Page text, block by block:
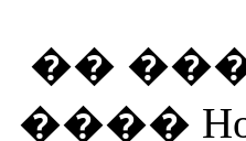
��
����